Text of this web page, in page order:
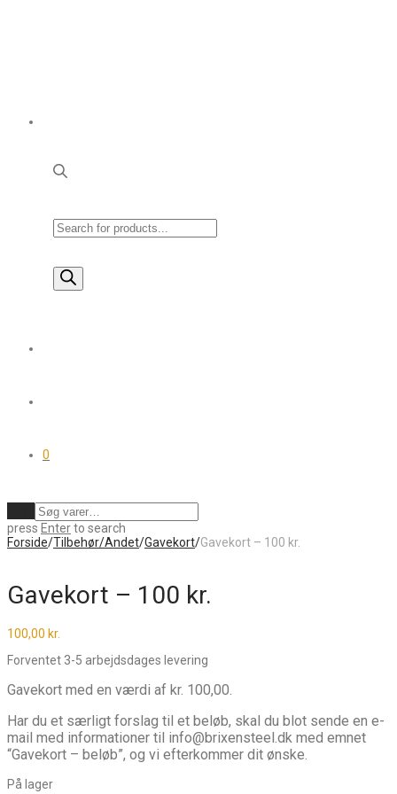
Products
search
0
press Enterto search
Forside/Tilbehør/Andet/Gavekort/Gavekort – 100 kr.
Gavekort – 100 kr.
100,00 kr.
Forventet 3-5 arbejdsdages levering
Gavekort med en værdi af kr. 100,00.
Har du et særligt forslag til et beløb, skal du blot sende en e-
mail med informationer til info@brixensteel.dk med emnet
“Gavekort – beløb”, og vi efterkommer dit ønske.
På lager